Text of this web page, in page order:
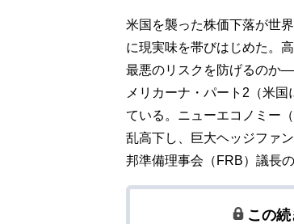
米国を襲った株価下落が世
に現実味を帯びはじめた。
最悪のリスクを防げるのか
メリカーナ・パート2（米
ている。ニューエコノミー
乱高下し、巨大ヘッジファ
邦準備理事会（FRB）議長
この